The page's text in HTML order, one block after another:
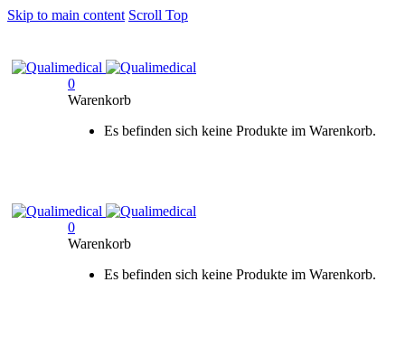
Skip to main content Scroll Top
0
Warenkorb
Es befinden sich keine Produkte im Warenkorb.
0
Warenkorb
Es befinden sich keine Produkte im Warenkorb.